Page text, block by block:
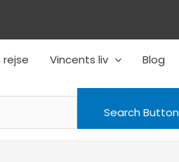
rejse Vincents liv Blog
Search Button